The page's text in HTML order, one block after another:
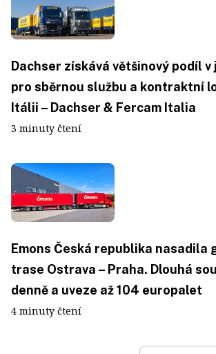
Dachser získává většinový podíl
pro sběrnou službu a kontraktní
Itálii – Dachser & Fercam Italia
3 minuty čtení
Emons Česká republika nasadila
trase Ostrava – Praha. Dlouhá
denně a uveze až 104 europalet
4 minuty čtení